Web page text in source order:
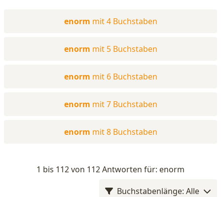
enorm mit 4 Buchstaben
enorm mit 5 Buchstaben
enorm mit 6 Buchstaben
enorm mit 7 Buchstaben
enorm mit 8 Buchstaben
1 bis 112 von 112 Antworten für: enorm
Buchstabenlänge: Alle